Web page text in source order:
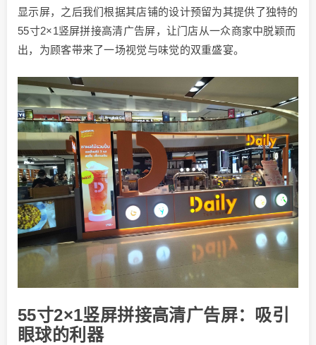
显示屏，之后我们根据其店铺的设计预留为其提供了独特的
55寸2×1竖屏拼接高清广告屏，让门店从一众商家中脱颖而
出，为顾客带来了一场视觉与味觉的双重盛宴。
55寸2×1竖屏拼接高清广告屏：吸引
眼球的利器